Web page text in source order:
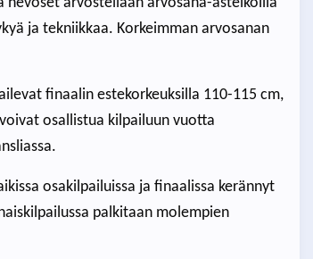
arvostellaan arvosana-asteikoilla
ja tekniikkaa. Korkeimman arvosanan
finaalin estekorkeuksilla 110-115 cm,
osallistua kilpailuun vuotta
osakilpailuissa ja finaalissa kerännyt
palkitaan molempien